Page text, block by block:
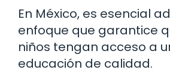
En México, es esencial
enfoque que garantice
niños tengan acceso a
educación de calidad.